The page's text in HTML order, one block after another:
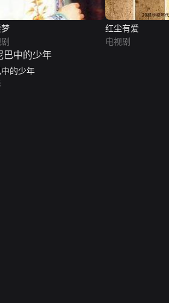
红尘有爱
电视剧
的少年